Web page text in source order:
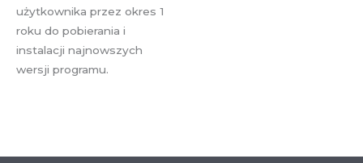
użytkownika przez okres 1
roku do pobierania i
instalacji najnowszych
wersji programu.